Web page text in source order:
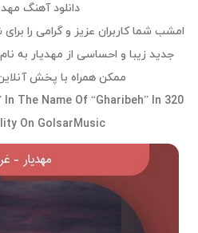
دانلود آهنگ
امشب شما کاربران عزیز و گرامی را
جدید زیبا و احساسی از مهدیار به
ممکن همراه با پخش
The Name Of “Gharibeh” In 320
On GolsarMusic